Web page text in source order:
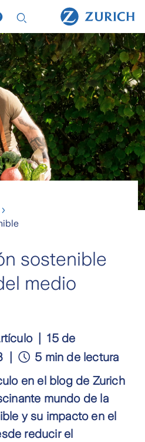
sostenible
medio
15 de
5 min de lectura
en el blog de Zurich
mundo de la
y su impacto en el
reducir el